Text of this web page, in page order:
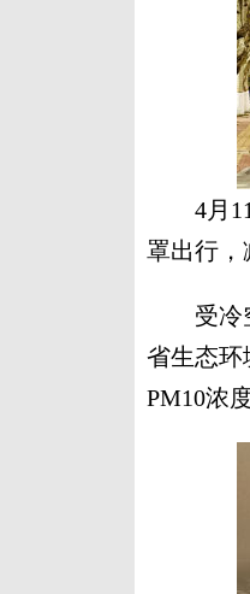
4月
罩出行，
受冷空
省生态环
PM10浓